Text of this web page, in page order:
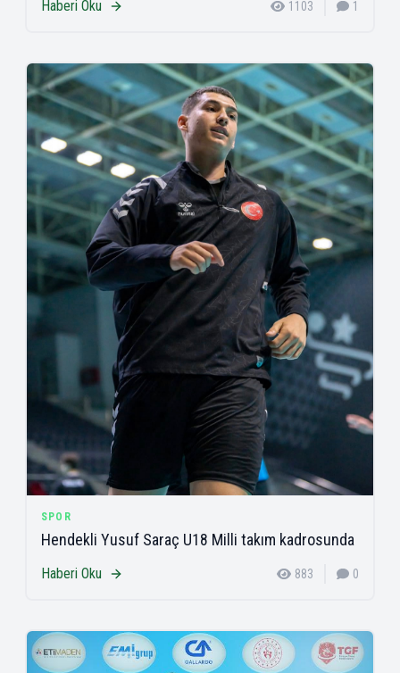
Haberi Oku 1103 1
SPOR
Hendekli Yusuf Saraç U18 Milli takım kadrosunda
Haberi Oku 883 0